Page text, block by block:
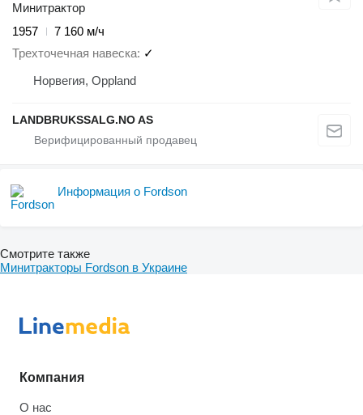
Минитрактор
1957
7 160 м/ч
Трехточечная навеска ✓
Норвегия, Oppland
LANDBRUKSSALG.NO AS
Информация о Fordson
Смотрите также
Минитракторы Fordson в Украине
Компания
О нас